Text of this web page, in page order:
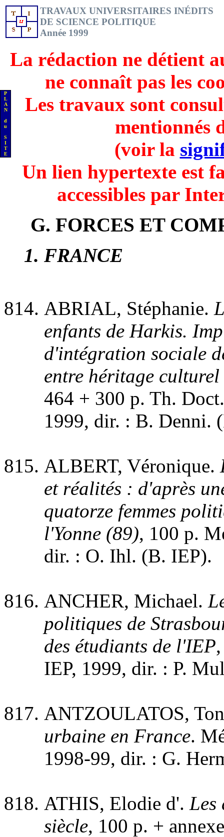
P
L
A
N
d
u
S
I
T
E
TRAVAUX UNIVERSITAIRES INÉDITS
DE SCIENCE POLITIQUE
Année 1999
La rédaction ne détient
ne connaît pas les
Les travaux sont
mentionnés
(voir la
Un lien hypertexte est
accessibles par
G. FORCES ET
1. FRANCE
ABRIAL, Stéphanie.
enfants de Harkis.
d'intégration sociale
entre héritage
464 + 300 p. Th.
1999, dir. : B. Denni.
ALBERT, Véronique.
et réalités : d'après
quatorze femmes
l'Yonne (89), 100 p.
dir. : O. Ihl. (B. IEP).
ANCHER, Michael.
politiques de
des étudiants de l'IEP
IEP, 1999, dir. : P.
ANTZOULATOS,
urbaine en France.
1998-99, dir. : G.
ATHIS, Elodie d'. Les
siècle, 100 p. +